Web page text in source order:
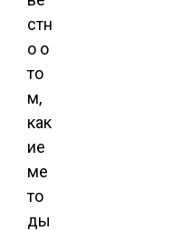
стн
о о
то
м,
как
ие
ме
то
ды